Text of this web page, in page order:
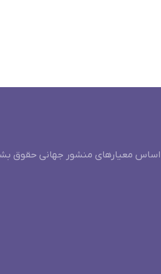
معیارهای منشور جهانی حقوق